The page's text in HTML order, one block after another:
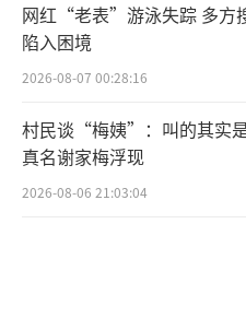
网红“老表”游泳失踪 多方
陷入困境
2026-08-07 00:28:16
村民谈“梅姨”：叫的其实
真名谢家梅浮现
2026-08-06 21:03:04